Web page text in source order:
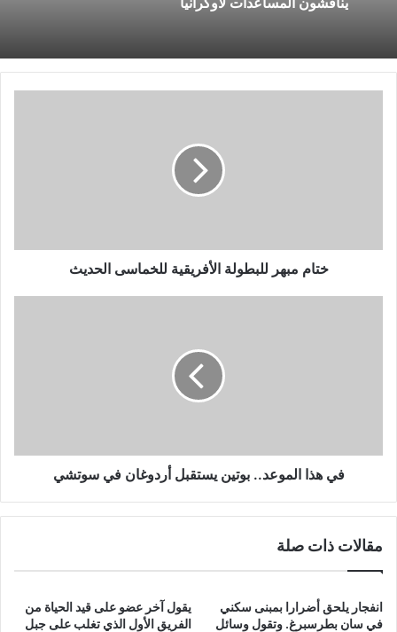
ختام مبهر للبطولة الأفريقية للخماسى الحديث
في هذا الموعد.. بوتين يستقبل أردوغان في سوتشي
مقالات ذات صلة
انفجار يلحق أضرارا بمبنى سكني
في سان بطرسبرغ. وتقول وسائل
يقول آخر عضو على قيد الحياة من
الفريق الأول الذي تغلب على جبل